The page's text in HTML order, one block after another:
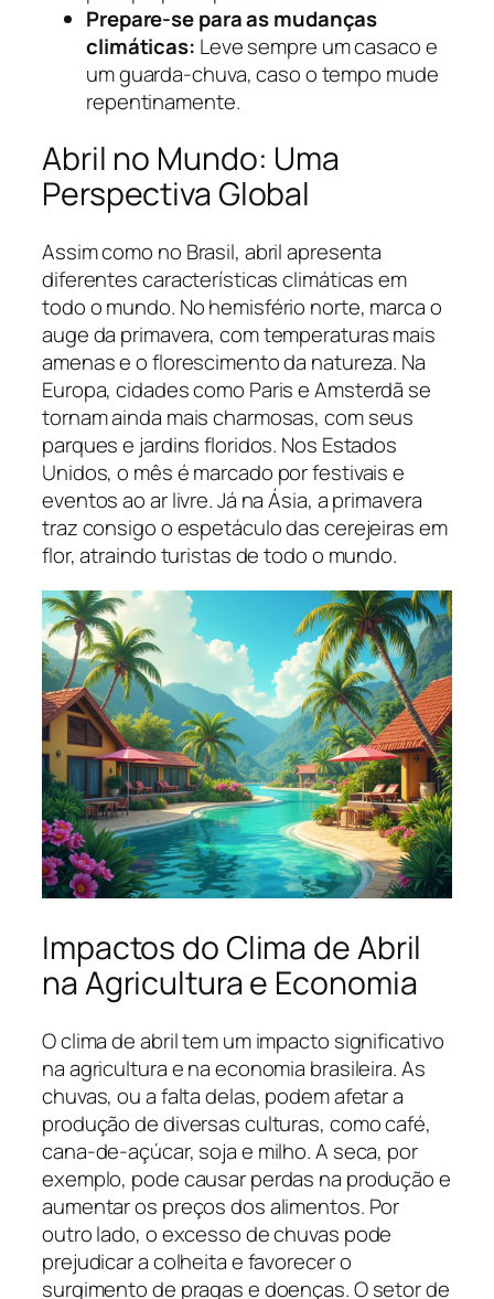
Prepare-se para as mudanças
climáticas: Leve sempre um casaco e
um guarda-chuva, caso o tempo mude
repentinamente.
Abril no Mundo: Uma
Perspectiva Global
Assim como no Brasil, abril apresenta
diferentes características climáticas em
todo o mundo. No hemisfério norte, marca o
auge da primavera, com temperaturas mais
amenas e o florescimento da natureza. Na
Europa, cidades como Paris e Amsterdã se
tornam ainda mais charmosas, com seus
parques e jardins floridos. Nos Estados
Unidos, o mês é marcado por festivais e
eventos ao ar livre. Já na Ásia, a primavera
traz consigo o espetáculo das cerejeiras em
flor, atraindo turistas de todo o mundo.
Impactos do Clima de Abril
na Agricultura e Economia
O clima de abril tem um impacto significativo
na agricultura e na economia brasileira. As
chuvas, ou a falta delas, podem afetar a
produção de diversas culturas, como café,
cana-de-açúcar, soja e milho. A seca, por
exemplo, pode causar perdas na produção e
aumentar os preços dos alimentos. Por
outro lado, o excesso de chuvas pode
prejudicar a colheita e favorecer o
surgimento de pragas e doenças. O setor de